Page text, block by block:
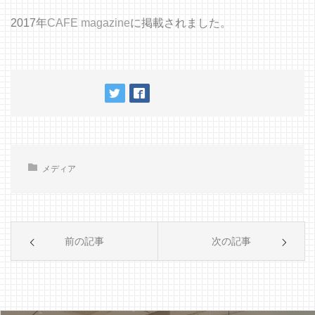
2017年CAFE magazineに掲載されました。
メディア
前の記事 次の記事